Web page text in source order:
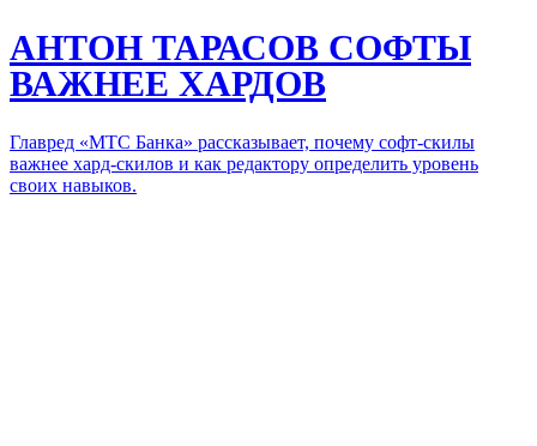
АНТОН ТАРАСОВ СОФТЫ
ВАЖНЕЕ ХАРДОВ
Главред «МТС Банка» рассказывает, почему софт-скилы
важнее хард-скилов и как редактору определить уровень
своих навыков.